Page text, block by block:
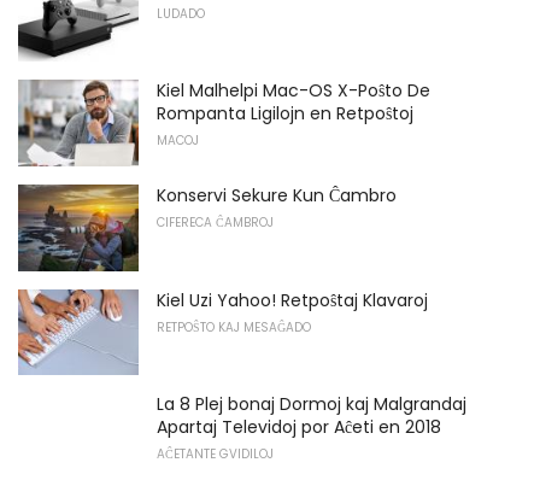
LUDADO
Kiel Malhelpi Mac-OS X-Poŝto De
Rompanta Ligilojn en Retpoŝtoj
MACOJ
Konservi Sekure Kun Ĉambro
CIFERECA ĈAMBROJ
Kiel Uzi Yahoo! Retpoŝtaj Klavaroj
RETPOŜTO KAJ MESAĜADO
La 8 Plej bonaj Dormoj kaj Malgrandaj
Apartaj Televidoj por Aĉeti en 2018
AĈETANTE GVIDILOJ